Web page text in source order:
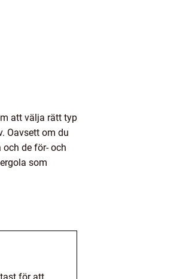
att välja rätt typ
Oavsett om du
de för- och
som